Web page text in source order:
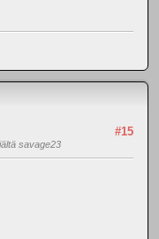
#15
savage23